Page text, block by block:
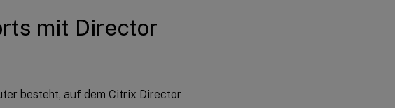
mit Director
besteht, auf dem Citrix Director